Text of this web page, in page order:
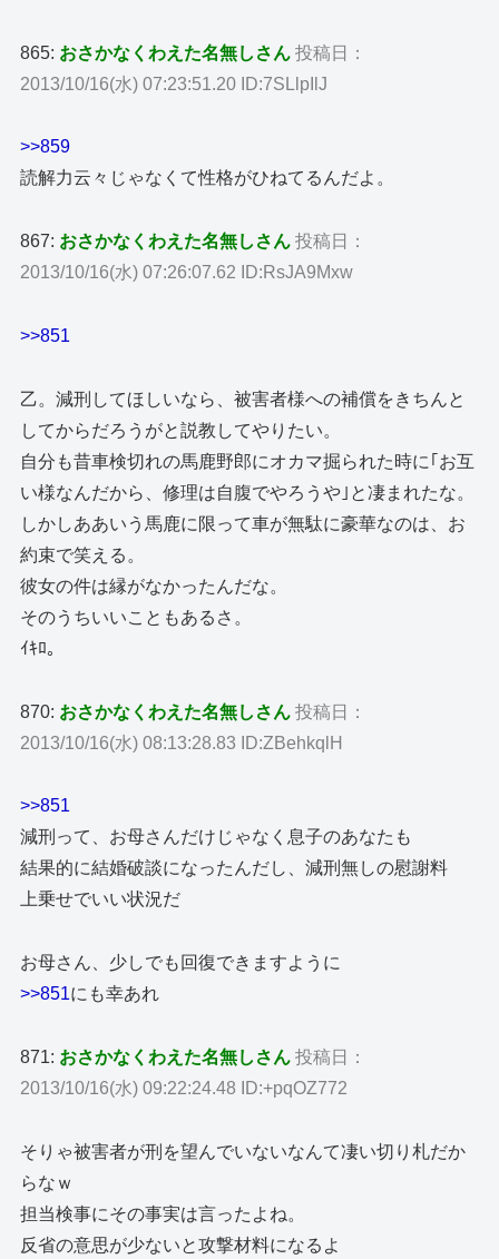
865: おさかなくわえた名無しさん 投稿日：
2013/10/16(水) 07:23:51.20 ID:7SLlpIlJ
>>859
読解力云々じゃなくて性格がひねてるんだよ。
867: おさかなくわえた名無しさん 投稿日：
2013/10/16(水) 07:26:07.62 ID:RsJA9Mxw
>>851
乙。減刑してほしいなら、被害者様への補償をきちんと
してからだろうがと説教してやりたい。
自分も昔車検切れの馬鹿野郎にオカマ掘られた時に｢お互
い様なんだから、修理は自腹でやろうや｣と凄まれたな。
しかしああいう馬鹿に限って車が無駄に豪華なのは、お
約束で笑える。
彼女の件は縁がなかったんだな。
そのうちいいこともあるさ。
ｲｷﾛ。
870: おさかなくわえた名無しさん 投稿日：
2013/10/16(水) 08:13:28.83 ID:ZBehkqlH
>>851
減刑って、お母さんだけじゃなく息子のあなたも
結果的に結婚破談になったんだし、減刑無しの慰謝料
上乗せでいい状況だ
お母さん、少しでも回復できますように
>>851にも幸あれ
871: おさかなくわえた名無しさん 投稿日：
2013/10/16(水) 09:22:24.48 ID:+pqOZ772
そりゃ被害者が刑を望んでいないなんて凄い切り札だか
らなｗ
担当検事にその事実は言ったよね。
反省の意思が少ないと攻撃材料になるよ